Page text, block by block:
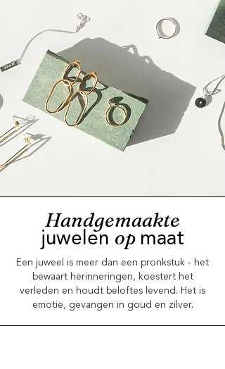
Handgemaakte
juwelen op maat
Een juweel is meer dan een pronkstuk - het
bewaart herinneringen, koestert het
verleden en houdt beloftes levend. Het is
emotie, gevangen in goud en zilver.